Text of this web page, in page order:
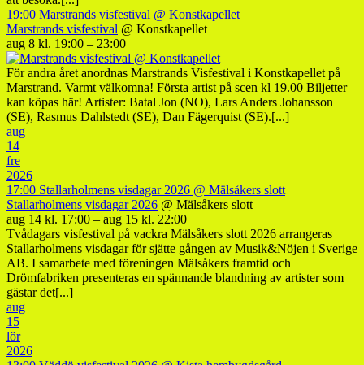
19:00 Marstrands visfestival @ Konstkapellet
Marstrands visfestival @ Konstkapellet
aug 8 kl. 19:00 – 23:00
För andra året anordnas Marstrands Visfestival i Konstkapellet på
Marstrand. Varmt välkomna! Första artist på scen kl 19.00 Biljetter
kan köpas här! Artister: Batal Jon (NO), Lars Anders Johansson
(SE), Rasmus Dahlstedt (SE), Dan Fägerquist (SE).[...]
aug
14
fre
2026
17:00 Stallarholmens visdagar 2026 @ Mälsåkers slott
Stallarholmens visdagar 2026 @ Mälsåkers slott
aug 14 kl. 17:00 – aug 15 kl. 22:00
Tvådagars visfestival på vackra Mälsåkers slott 2026 arrangeras
Stallarholmens visdagar för sjätte gången av Musik&Nöjen i Sverige
AB. I samarbete med föreningen Mälsåkers framtid och
Drömfabriken presenteras en spännande blandning av artister som
gästar det[...]
aug
15
lör
2026